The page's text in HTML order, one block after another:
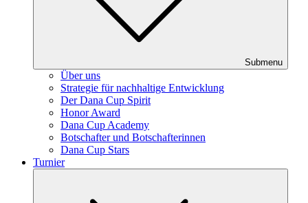
Submenu
Über uns
Strategie für nachhaltige Entwicklung
Der Dana Cup Spirit
Honor Award
Dana Cup Academy
Botschafter und Botschafterinnen
Dana Cup Stars
Turnier